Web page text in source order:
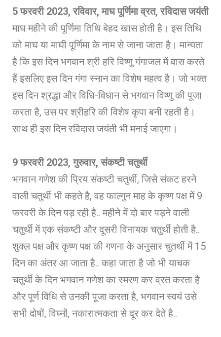
5 फरवरी 2023, रविवार, माघ पूर्णिमा व्रत, रविदास जयंती
माघ महीने की पूर्णिमा तिथि बेहद खास होती है। इस तिथि
को माघ या माघी पूर्णिमा के नाम से जाना जाता है। मान्‍यता
है कि इस दिन भगवान श्री हर‍ि विष्‍णु गंगाजल में वास करते
हैं इसलिए इस दिन गंगा स्‍नान का विशेष महत्‍व है। जो भक्त
इस दिन श्रद्धा और विधि-विधान से भगवान विष्णु की पूजा
करता है, उस पर श्रीहरि की विशेष कृपा बनी रहती है।
साथ ही इस दिन रविदास जयंती भी मनाई जाएगा।
9 फरवरी 2023, गुरुवार, संकष्टी चतुर्थी
भगवान गणेश की प्रिय संकष्टी चतुर्थी, जिसे संकट हरने
वाली चतुर्थी भी कहते है, वह फाल्गुन माह के कृष्ण पक्ष में 9
फरवरी के दिन पड़ रही है.. महीने में दो बार पड़ने वाली
चतुर्थी में एक संकष्टी और दूसरी विनायक चतुर्थी होती है..
शुक्ल पक्ष और कृष्ण पक्ष की गणना के अनुसार चुतर्थी में 15
दिन का अंतर आ जाता है.. कहा जाता है जो भी याचक
चतुर्थी के दिन भगवान गणेश का स्मरण कर व्रत करता है
और पूर्ण विधि से उनकी पूजा करता है, भगवान स्वयं उसे
सभी दोषों, विघ्नों, नकारात्मकता से दूर कर देते है..